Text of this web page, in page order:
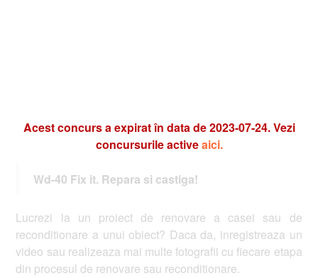
Acest concurs a expirat în data de 2023-07-24. Vezi
concursurile activeaici.
Wd-40 Fix it. Repara si castiga!
Lucrezi la un proiect de renovare a casei sau de
reconditionare a unui obiect? Daca da, inregistreaza un
video sau realizeaza mai multe fotografii cu fiecare etapa
din procesul de renovare sau reconditionare.